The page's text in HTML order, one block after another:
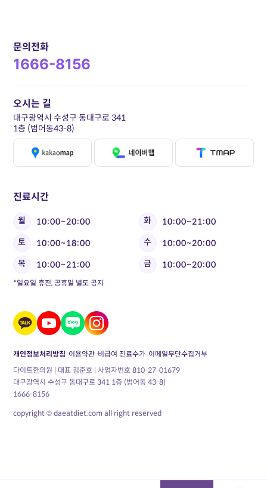
문의전화
1666-8156
진료시간
월 10:00~20:00 화
10:00~21:00
토
10:00~18:00 수
10:00~20:00
목
10:00~21:00 금 10:00~20:00
*일요일 휴진, 공휴일 별도 공지
오시는 길
대구광역시 수성구 동대구로 341
1층 (범어동43-8)
개인정보처리방침 이용약관 비급여 진료수가 이메일무단수집거부
다이트한의원 | 대표 김준호 | 사업자번호 810-27-01679
대구광역시 수성구 동대구로 341 1층 (범어동 43-8)
1666-8156
copyright © daeatdiet.com all right reserved